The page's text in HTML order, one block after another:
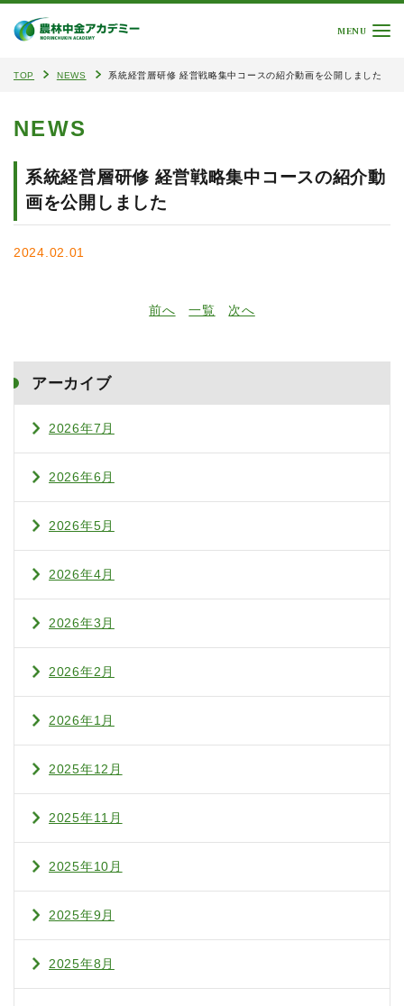
MENU
TOP NEWS 系統経営層研修 経営戦略集中コースの紹介動画を公開しました
NEWS
系統経営層研修 経営戦略集中コースの紹介動
画を公開しました
2024.02.01
前へ 一覧 次へ
アーカイブ
2026年7月
2026年6月
2026年5月
2026年4月
2026年3月
2026年2月
2026年1月
2025年12月
2025年11月
2025年10月
2025年9月
2025年8月